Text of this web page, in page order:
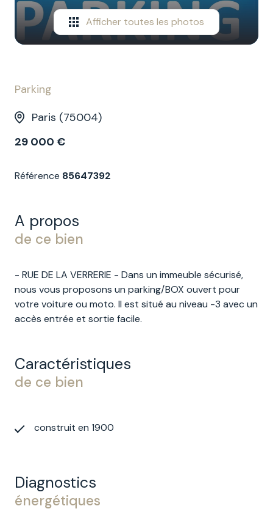
Afficher toutes les photos
Parking
Paris (75004)
29 000 €
Référence 85647392
A propos
de ce bien
- RUE DE LA VERRERIE - Dans un immeuble sécurisé,
nous vous proposons un parking/BOX ouvert pour
votre voiture ou moto. Il est situé au niveau -3 avec un
accès entrée et sortie facile.
Caractéristiques
de ce bien
construit en 1900
Diagnostics
énergétiques